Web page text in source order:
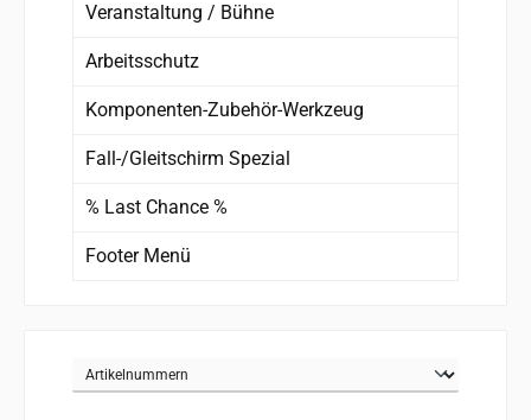
Veranstaltung / Bühne
Arbeitsschutz
Komponenten-Zubehör-Werkzeug
Fall-/Gleitschirm Spezial
% Last Chance %
Footer Menü